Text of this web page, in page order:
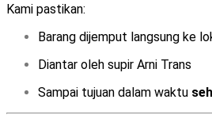
Kami pastikan:
Barang dijemput langsung ke
Diantar oleh supir Arni Trans
Sampai tujuan dalam waktu